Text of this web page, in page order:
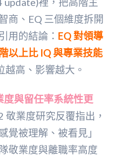
商、EQ 三個維度拆開
用的結論： EQ 對領導
以上比 IQ 與專業技能
高、影響越大。
度與留任率系統性更
敬業度研究反覆指出，
覺被理解、被看見」
敬業度與離職率高度